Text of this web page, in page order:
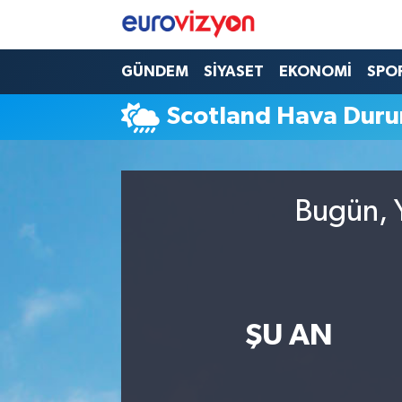
GÜNDEM SİYASET EKONOMİ
Scotland Hava
Bugün,
ŞU AN